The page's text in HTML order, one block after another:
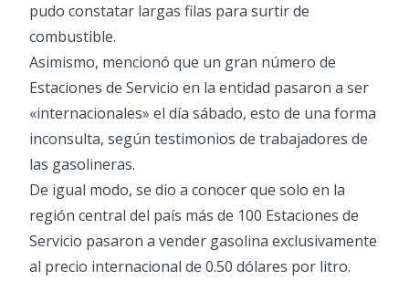
pudo constatar largas filas para surtir de
combustible.
Asimismo, mencionó que un gran número de
Estaciones de Servicio en la entidad pasaron a ser
«internacionales» el día sábado, esto de una forma
inconsulta, según testimonios de trabajadores de
las gasolineras.
De igual modo, se dio a conocer que solo en la
región central del país más de 100 Estaciones de
Servicio pasaron a vender gasolina exclusivamente
al precio internacional de 0.50 dólares por litro.